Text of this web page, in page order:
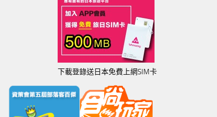
下載登錄送日本免費上網SIM卡